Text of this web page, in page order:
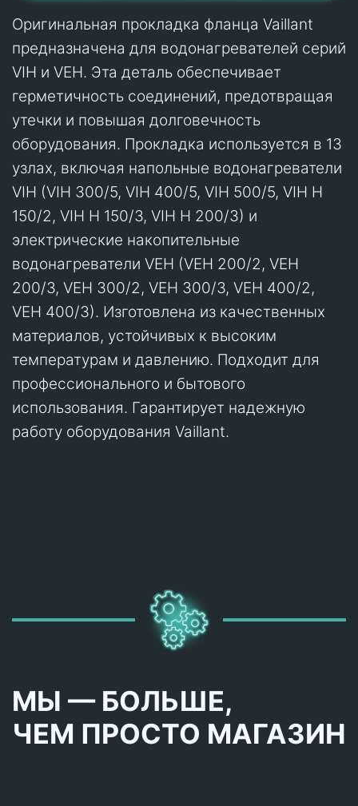
Оригинальная прокладка фланца Vaillant
предназначена для водонагревателей серий
VIH и VEH. Эта деталь обеспечивает
герметичность соединений, предотвращая
утечки и повышая долговечность
оборудования. Прокладка используется в 13
узлах, включая напольные водонагреватели
VIH (VIH 300/5, VIH 400/5, VIH 500/5, VIH H
150/2, VIH H 150/3, VIH H 200/3) и
электрические накопительные
водонагреватели VEH (VEH 200/2, VEH
200/3, VEH 300/2, VEH 300/3, VEH 400/2,
VEH 400/3). Изготовлена из качественных
материалов, устойчивых к высоким
температурам и давлению. Подходит для
профессионального и бытового
использования. Гарантирует надежную
работу оборудования Vaillant.
МЫ — БОЛЬШЕ,
ЧЕМ ПРОСТО МАГАЗИН